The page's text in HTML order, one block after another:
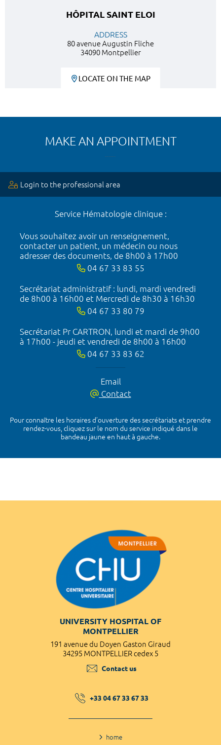
HÔPITAL SAINT ELOI
ADDRESS
80 avenue Augustin Fliche
34090 Montpellier
LOCATE ON THE MAP
MAKE AN APPOINTMENT
Login to the professional area
Service Hématologie clinique :
Vous souhaitez avoir un renseignement,
contacter un patient, un médecin ou nous
adresser des documents, de 8h00 à 17h00
04 67 33 83 55
Secrétariat administratif : lundi, mardi vendredi
de 8h00 à 16h00 et Mercredi de 8h30 à 16h30
04 67 33 80 79
Secrétariat Pr CARTRON, lundi et mardi de 9h00
à 17h00 - jeudi et vendredi de 8h00 à 16h00
04 67 33 83 62
Email
Contact
Pour connaître les horaires d’ouverture des secrétariats et prendre
rendez-vous, cliquez sur le nom du service indiqué dans le
bandeau jaune en haut à gauche.
UNIVERSITY HOSPITAL OF
MONTPELLIER
191 avenue du Doyen Gaston Giraud
34295 MONTPELLIER cedex 5
Contact us
+33 04 67 33 67 33
home